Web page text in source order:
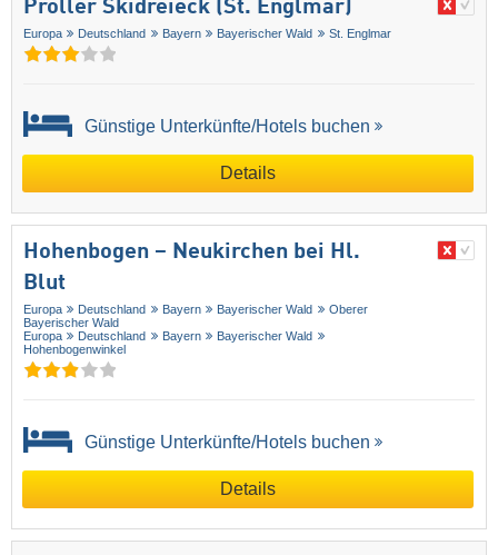
Pröller Skidreieck (St. Englmar)
Europa Deutschland Bayern Bayerischer Wald St. Englmar
Günstige Unterkünfte/Hotels buchen
Details
Hohenbogen – Neukirchen bei Hl.
Blut
Europa Deutschland Bayern Bayerischer Wald
Oberer
Bayerischer Wald
Europa
Deutschland Bayern
Bayerischer Wald
Hohenbogenwinkel
Günstige Unterkünfte/Hotels buchen
Details